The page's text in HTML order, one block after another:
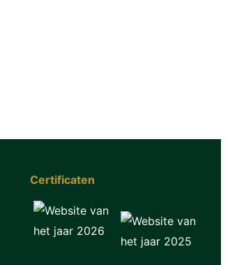
Certificaten